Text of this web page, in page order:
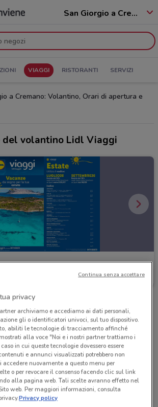
San Giorgio a Cremano - 80046
VIAGGI RISTORANTI SERVIZI
a Cremano: Volantino, Orari di apertura e
volantino Lidl Viaggi
privacy
archiviamo e accediamo ai dati personali,
gli o identificatori univoci, sul tuo dispositivo.
abiliti le tecnologie di tracciamento affinché
alla voce "Noi e i nostri partner trattiamo i
in cui queste tecnologie dovessero essere
e annunci visualizzati potrebbero non
accedere nuovamente a questo menu per
o per revocare il consenso facendo clic sul link
alla pagina web. Tali scelte avranno effetto nel
web. Per maggiori informazioni, consulta
Privacy policy
Continua senza accettare